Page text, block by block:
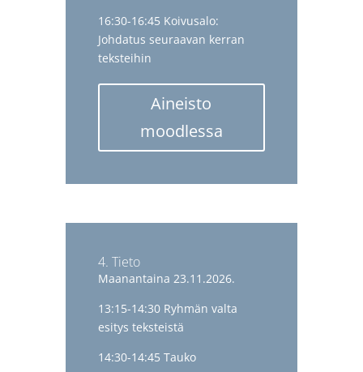
16:30-16:45 Koivusalo:
Johdatus seuraavan kerran
teksteihin
Aineisto
moodlessa
4. Tieto
Maanantaina 23.11.2026.
13:15-14:30 Ryhmän valta
esitys teksteistä
14:30-14:45 Tauko